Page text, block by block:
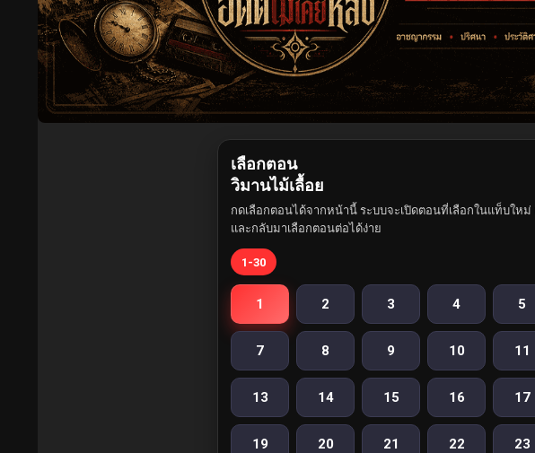
เลือกตอน
วิมานไม้เลื้อย
กดเลือกตอนได้จากหน้านี้ ระบบจะเปิดตอนที่เลือกในแท็บใหม่
และกลับมาเลือกตอนต่อได้ง่าย
1-30
1 2 3 4 5
7 8 9 10 11
13 14 15 16 17
19 20 21 22 23